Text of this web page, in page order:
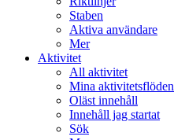
Staben
Aktiva användare
Mer
Aktivitet
All aktivitet
Mina aktivitetsflöden
Oläst innehåll
Innehåll jag startat
Sök